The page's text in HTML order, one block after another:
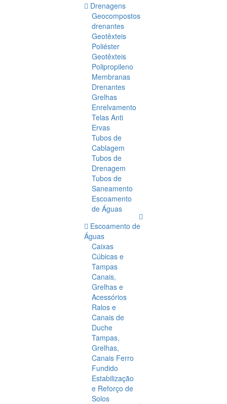
Drenagens
Geocompostos
drenantes
Geotêxteis
Poliéster
Geotêxteis
Polipropileno
Membranas
Drenantes
Grelhas
Enrelvamento
Telas Anti
Ervas
Tubos de
Cablagem
Tubos de
Drenagem
Tubos de
Saneamento
Escoamento
de Águas
Escoamento de
Águas
Caixas
Cúbicas e
Tampas
Canais,
Grelhas e
Acessórios
Ralos e
Canais de
Duche
Tampas,
Grelhas,
Canais Ferro
Fundido
Estabilização
e Reforço de
Solos